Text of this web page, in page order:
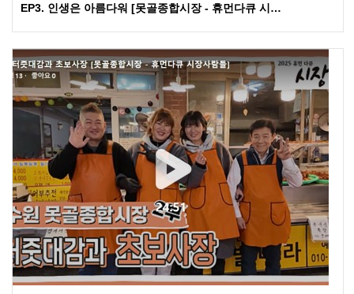
EP3. 인생은 아름다워 [못골종합시장 - 휴먼다큐 시…